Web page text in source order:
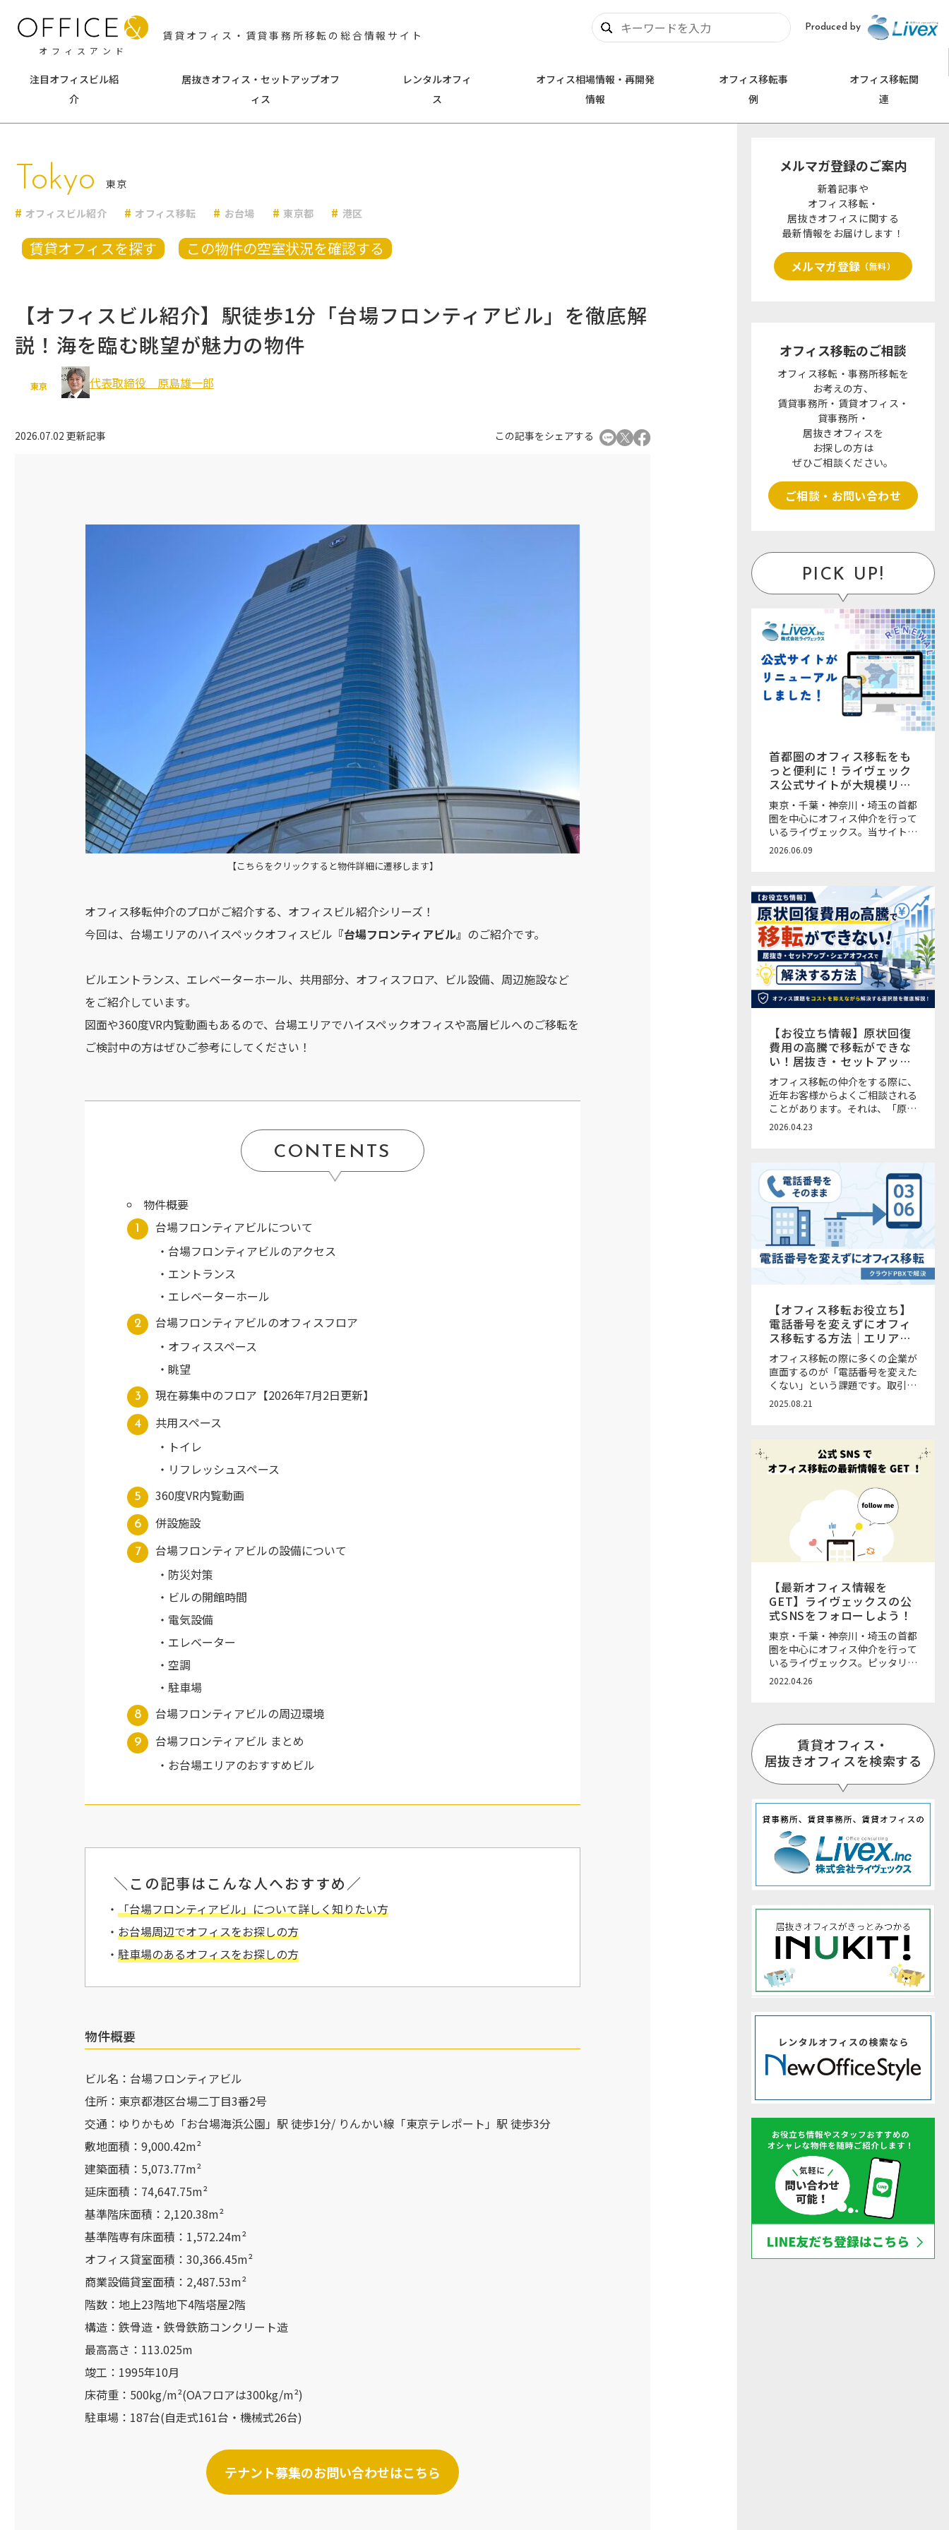
オフィスアンド
賃貸オフィス・賃貸事務所移転の総合情報サイト
Produced by
注目オフィスビル紹
介
渋谷区
文京区
台東区
墨田区
世田谷区
中野区
豊島区
北区
武蔵野市
八王子市
海老名
その他川崎市
さいたま市
居抜きオフィス・セットアップオフ
ィス
レンタルオフィ
ス
オフィス相場情報・再開発
情報
オフィス移転事
例
オフィス移転関
連
Tokyo 東京
オフィスビル紹介 オフィス移転 お台場 東京都 港区
賃貸オフィスを探す この物件の空室状況を確認する
【オフィスビル紹介】駅徒歩1分「台場フロンティアビル」を徹底解
説！海を臨む眺望が魅力の物件
東京 代表取締役 原島雄一郎
2026.07.02 更新記事 この記事をシェアする
【こちらをクリックすると物件詳細に遷移します】
オフィス移転仲介のプロがご紹介する、オフィスビル紹介シリーズ！
今回は、台場エリアのハイスペックオフィスビル 『台場フロンティアビル』 のご紹介です。
ビルエントランス、エレベーターホール、共用部分、オフィスフロア、ビル設備、周辺施設など
をご紹介しています。
図面や360度VR内覧動画もあるので、台場エリアでハイスペックオフィスや高層ビルへのご移転を
ご検討中の方はぜひご参考にしてください！
CONTENTS
物件概要
台場フロンティアビルについて
台場フロンティアビルのアクセス
エントランス
エレベーターホール
台場フロンティアビルのオフィスフロア
オフィススペース
眺望
現在募集中のフロア【2026年7月2日更新】
共用スペース
トイレ
リフレッシュスペース
360度VR内覧動画
併設施設
台場フロンティアビルの設備について
防災対策
ビルの開館時間
電気設備
エレベーター
空調
駐車場
台場フロンティアビルの周辺環境
台場フロンティアビル まとめ
お台場エリアのおすすめビル
＼この記事はこんな人へおすすめ／
・「台場フロンティアビル」について詳しく知りたい方
・お台場周辺でオフィスをお探しの方
・駐車場のあるオフィスをお探しの方
物件概要
ビル名：台場フロンティアビル
住所：東京都港区台場二丁目3番2号
交通：ゆりかもめ「お台場海浜公園」駅 徒歩1分/ りんかい線「東京テレポート」駅 徒歩3分
敷地面積：9,000.42m²
建築面積：5,073.77m²
延床面積：74,647.75m²
基準階床面積：2,120.38m²
基準階専有床面積：1,572.24m²
オフィス貸室面積：30,366.45m²
商業設備貸室面積：2,487.53m²
階数：地上23階地下4階塔屋2階
構造：鉄骨造・鉄骨鉄筋コンクリート造
最高高さ：113.025m
竣工：1995年10月
床荷重：500kg/m²(OAフロアは300kg/m²)
駐車場：187台(自走式161台・機械式26台)
テナント募集のお問い合わせはこちら
メルマガ登録のご案内
新着記事や
オフィス移転・
居抜きオフィスに関する
最新情報をお届けします！
メルマガ登録 （無料）
オフィス移転のご相談
オフィス移転・事務所移転を
お考えの方、
賃貸事務所・賃貸オフィス・
貸事務所・
居抜きオフィスを
お探しの方は
ぜひご相談ください。
ご相談・お問い合わせ
PICK UP!
首都圏のオフィス移転をも
っと便利に！ライヴェック
ス公式サイトが大規模リニ
ューアル
東京・千葉・神奈川・埼玉の首都
圏を中心にオフィス仲介を行って
いるライヴェックス。当サイト
「OFFICE&（オフィスアン
ド）」を運営するオフィス移転仲
ェックスの公式サイトが大規模リ
ニューアルをいたしました。さら
に見やすく、物件の検索やお問い
合わせがしやすくなっています。
また、希望条件に合う新着物件が
随時メールで届く新機能
2026.06.09
【お役立ち情報】原状回復
費用の高騰で移転ができな
い！居抜き・セットアッ
プ・オフィス時間貸しサー
ビスで解決する方法
オフィス移転の仲介をする際に、
近年お客様からよくご相談される
ことがあります。それは、「原状
回復費用が予想以上に高い」「移
費用の高騰に加え、人員の増加や
出社率の上昇による会議室不足・
座席不足といった課題も増えてき
ている状況です。本来であれば移
転や増床で解決したいところで
2026.04.23
【オフィス移転お役立ち】
電話番号を変えずにオフィ
ス移転する方法｜エリア制
限とクラウドPBXの活用
オフィス移転の際に多くの企業が
直面するのが「電話番号を変えた
くない」という課題です。取引先
や顧客に周知する負担や営業機会
す。 本記事では、電話番号を変
えずに移転する方法と番号が変わ
番号を維持できるサービスについ
て解説します。 ご相談は無料！
2025.08.21
【最新オフィス情報を
GET】ライヴェックスの公
式SNSをフォローしよう！
東京・千葉・神奈川・埼玉の首都
圏を中心にオフィス仲介を行って
いるライヴェックス。ピッタリな
オフィスのご紹介・仲介はもちろ
ん、内装工事やレイアウトデザイ
ポート可能なところが魅力です！
ライヴェックスでは、各SNSで
様々なオフィス情報を発信してい
ます。お好きなSNSをフォローし
て、最新のオフィス移転情報
2022.04.26
賃貸オフィス・
居抜きオフィスを検索する
0120-620-213